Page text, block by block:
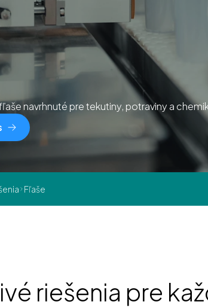
navrhnuté pre tekutiny, potraviny a
Fľaše
riešenia pre